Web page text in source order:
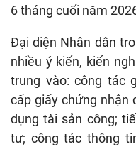
6 tháng cuối năm
Đại diện Nhân dân
nhiều ý kiến, kiến
trung vào: công tác
cấp giấy chứng nhận
dụng tài sản công;
tư; công tác thông